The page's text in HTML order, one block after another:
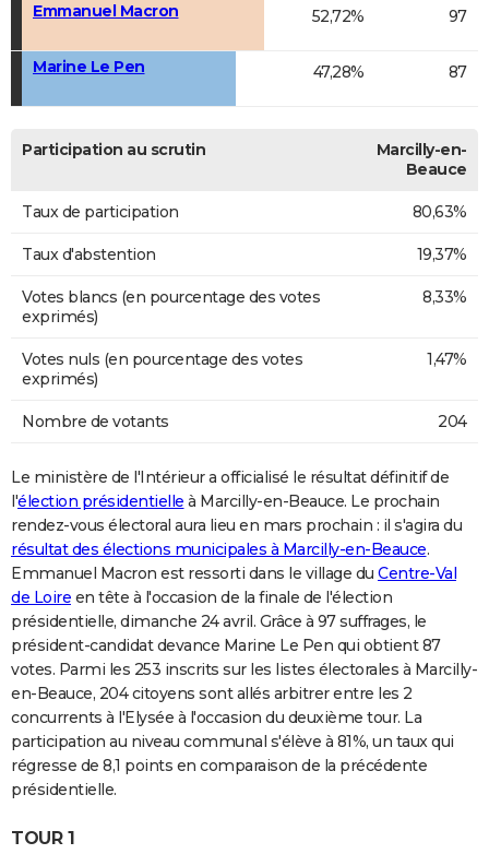
Emmanuel Macron
52,72% 97
Marine Le Pen 47,28% 87
Participation au scrutin
Marcilly-en-
Beauce
Taux de participation 80,63%
Taux d'abstention 19,37%
Votes blancs (en pourcentage des votes
exprimés)
8,33%
Votes nuls (en pourcentage des votes
exprimés)
1,47%
Nombre de votants 204
Le ministère de l'Intérieur a officialisé le résultat définitif de
l'élection présidentielle à Marcilly-en-Beauce. Le prochain
rendez-vous électoral aura lieu en mars prochain : il s'agira du
résultat des élections municipales à Marcilly-en-Beauce.
Emmanuel Macron est ressorti dans le village du Centre-Val
de Loire en tête à l'occasion de la finale de l'élection
présidentielle, dimanche 24 avril. Grâce à 97 suffrages, le
président-candidat devance Marine Le Pen qui obtient 87
votes. Parmi les 253 inscrits sur les listes électorales à Marcilly-
en-Beauce, 204 citoyens sont allés arbitrer entre les 2
concurrents à l'Elysée à l'occasion du deuxième tour. La
participation au niveau communal s'élève à 81%, un taux qui
régresse de 8,1 points en comparaison de la précédente
présidentielle.
TOUR 1